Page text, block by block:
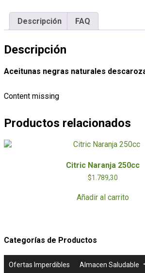
Descripción FAQ
Descripción
Aceitunas negras naturales
Content missing
Productos relacionados
Citric Naranja 250cc
$1.789,30
Añadir al carrito
Categorías de Productos
Ofertas Imperdibles Almacen Saludable